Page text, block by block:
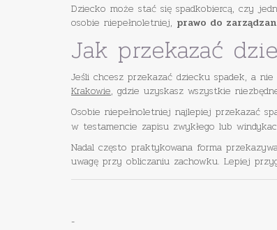
Dziecko może stać się spadkobiercą, czy
osobie niepełnoletniej, prawo do
Jak przekazać
Jeśli chcesz przekazać dziecku spadek, a
Krakowie, gdzie uzyskasz wszystkie
Osobie niepełnoletniej najlepiej przekazać
w testamencie zapisu zwykłego lub
Nadal często praktykowana forma
uwagę przy obliczaniu zachowku. Lepiej
-